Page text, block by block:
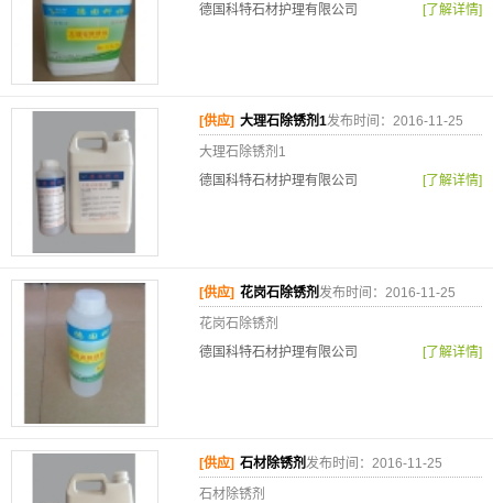
德国科特石材护理有限公司
[了解详情]
[供应] 大理石除锈剂1发布时间：2016-11-25
大理石除锈剂1
德国科特石材护理有限公司
[了解详情]
[供应] 花岗石除锈剂 发布时间：2016-11-25
花岗石除锈剂
德国科特石材护理有限公司
[了解详情]
[供应] 石材除锈剂发布时间：2016-11-25
石材除锈剂